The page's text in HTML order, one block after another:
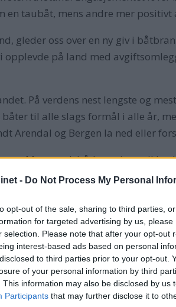
- Do Not Process My Personal
opt-out of the sale, sharing to third parties,
for targeted advertising by us,
selection. Please note that after your opt-out
interest-based ads based on personal
to third parties prior to your opt-out.
of your personal information by third
This information may also be disclosed by us
Participants that may further disclose it to
en taubåt, mens andre mer
gleder oss over en ny giv i
opplevde på land med
På verdens nest lengste og
båter til alle slags formål i alle år,
Arendal og Bergen la ned eller
Men norsk båtbransje var ikke
båtbransje og skipsfart. Et
millioner kroner til utvikling av
amerikanske fondet Ocean
Boats.
ambisjoner innen båtbransjen.
med Pascals innovative